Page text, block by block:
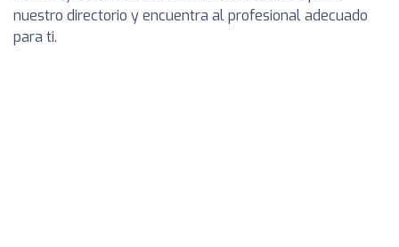
nuestro directorio y encuentra al profesional adecuado
para ti.